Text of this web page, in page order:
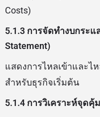
Costs)
5.1.3 การจัดทำงบกระแ
Statement)
แสดงการไหลเข้าและไ
สำหรับธุรกิจเริ่มต้น
5.1.4 การวิเคราะห์จุดคุ้